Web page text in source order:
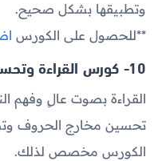
وتطبيقها بشكل صحيح.
**للحصول على الكورس
10- كورس القراءة وتحسين مهارة النطق
القراءة بصوت عالٍ وفهم
تحسين مخارج الحروف
الكورس مخصص لذلك.